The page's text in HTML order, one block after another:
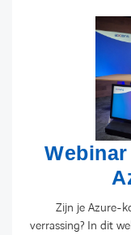
Zijn je Azure-
verrassing? In dit